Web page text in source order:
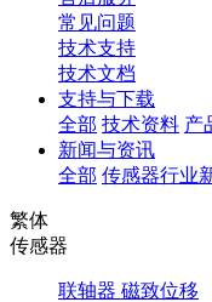
常见问题
技术支持
技术文档
支持与下载
全部 技术资料 产
新闻与资讯
全部 传感器行业
繁体
传感器
联轴器 磁致位移